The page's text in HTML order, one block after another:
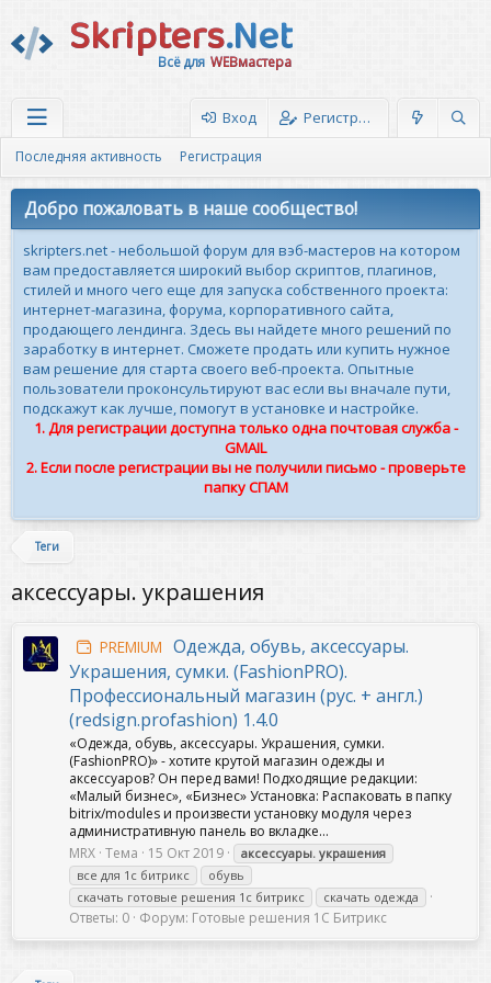
Skripters.Net
Всё для WEBмастера
Вход Регистрация
Последняя активность Регистрация
Добро пожаловать в наше сообщество!
skripters.net - небольшой форум для вэб-мастеров на котором
вам предоставляется широкий выбор скриптов, плагинов,
стилей и много чего еще для запуска собственного проекта:
интернет-магазина, форума, корпоративного сайта,
продающего лендинга. Здесь вы найдете много решений по
заработку в интернет. Сможете продать или купить нужное
вам решение для старта своего веб-проекта. Опытные
пользователи проконсультируют вас если вы вначале пути,
подскажут как лучше, помогут в установке и настройке.
1. Для регистрации доступна только одна почтовая служба -
GMAIL
2. Если после регистрации вы не получили письмо - проверьте
папку СПАМ
Теги
аксессуары. украшения
PREMIUM Одежда, обувь, аксессуары.
Украшения, сумки. (FashionPRO).
Профессиональный магазин (рус. + англ.)
(redsign.profashion) 1.4.0
«Одежда, обувь, аксессуары. Украшения, сумки.
(FashionPRO)» - хотите крутой магазин одежды и
аксессуаров? Он перед вами! Подходящие редакции:
«Малый бизнес», «Бизнес» Установка: Распаковать в папку
bitrix/modules и произвести установку модуля через
административную панель во вкладке...
MRX Тема 15 Окт 2019 аксессуары. украшения
все для 1с битрикс
обувь
скачать готовые решения 1с битрикс
скачать одежда
Ответы: 0 Форум: Готовые решения 1С Битрикс